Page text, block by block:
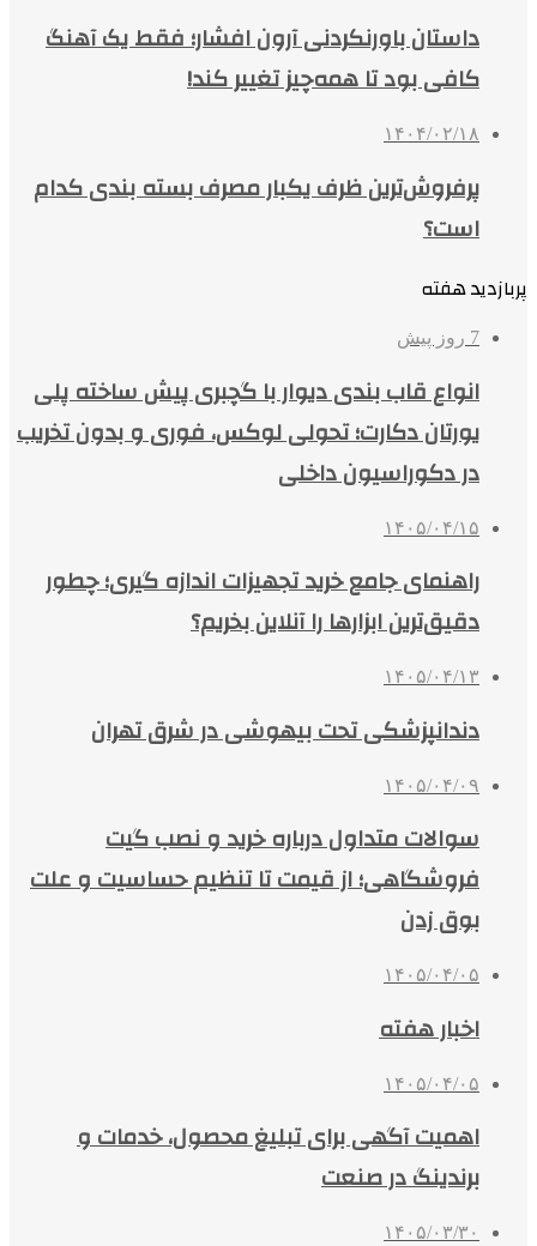
داستان باورنکردنی آرون افشار؛ فقط یک آهنگ
کافی بود تا همه‌چیز تغییر کند!
۱۴۰۴/۰۲/۱۸
پرفروش‌ترین ظرف یکبار مصرف بسته بندی کدام
است؟
پربازدید هفته
7 روز پیش
انواع قاب بندی دیوار با گچبری پیش ساخته پلی
یورتان دکارت؛ تحولی لوکس، فوری و بدون تخریب
در دکوراسیون داخلی
۱۴۰۵/۰۴/۱۵
راهنمای جامع خرید تجهیزات اندازه گیری؛ چطور
دقیق‌ترین ابزارها را آنلاین بخریم؟
۱۴۰۵/۰۴/۱۳
دندانپزشکی تحت بیهوشی در شرق تهران
۱۴۰۵/۰۴/۰۹
سوالات متداول درباره خرید و نصب گیت
فروشگاهی؛ از قیمت تا تنظیم حساسیت و علت
بوق زدن
۱۴۰۵/۰۴/۰۵
اخبار هفته
۱۴۰۵/۰۴/۰۵
اهمیت آگهی برای تبلیغ محصول، خدمات و
برندینگ در صنعت
۱۴۰۵/۰۳/۳۰